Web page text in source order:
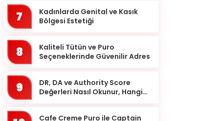
7
Kadınlarda Genital ve Kasık
Bölgesi Estetiği
8
Kaliteli Tütün ve Puro
Seçeneklerinde Güvenilir Adres
9
DR, DA ve Authority Score
Değerleri Nasıl Okunur, Hangi
Cafe Creme Puro ile Captain
Bitlis
Bolu
Bursa
Çankırı